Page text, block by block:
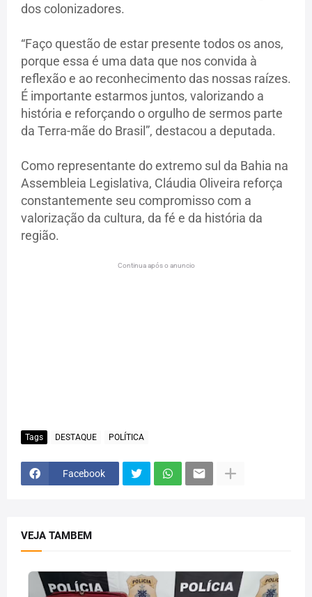
dos colonizadores.
“Faço questão de estar presente todos os anos,
porque essa é uma data que nos convida à
reflexão e ao reconhecimento das nossas raízes.
É importante estarmos juntos, valorizando a
história e reforçando o orgulho de sermos parte
da Terra-mãe do Brasil”, destacou a deputada.
Como representante do extremo sul da Bahia na
Assembleia Legislativa, Cláudia Oliveira reforça
constantemente seu compromisso com a
valorização da cultura, da fé e da história da
região.
Continua após o anuncio
Tags DESTAQUE POLÍTICA
Facebook
VEJA TAMBEM